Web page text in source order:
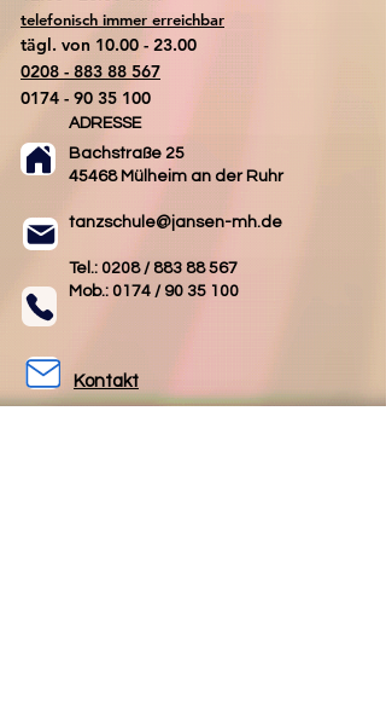
telefonisch immer erreichbar
tägl. von 10.00 - 23.00
0208 - 883 88 567
0174 - 90 35 100
ADRESSE
Bachstraße 25
45468 Mülheim an der Ruhr
tanzschule@jansen-mh.de
Tel.: 0208 / 883 88 567
Mob.: 0174 / 90 35 100
Kontakt